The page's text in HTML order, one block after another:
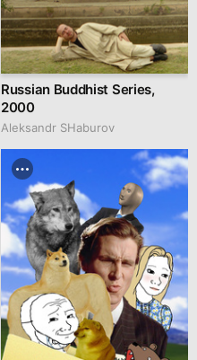
Russian Buddhist Series,
2000
Аleksandr SHaburov